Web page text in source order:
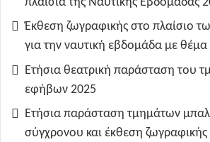
Έκθεση ζωγραφικής στο πλαίσιο
για την ναυτική εβδομάδα με
Ετήσια θεατρική παράσταση του
εφήβων 2025
Ετήσια παράσταση τμημάτων
σύγχρονου και έκθεση ζωγραφικής